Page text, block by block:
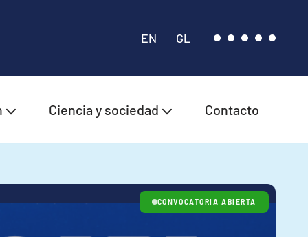
EN GL
Ciencia y sociedad Contacto
CONVOCATORIA ABIERTA